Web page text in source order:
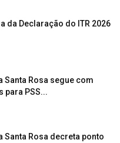
da Declaração do ITR 2026
Santa Rosa segue com
para PSS...
Santa Rosa decreta ponto